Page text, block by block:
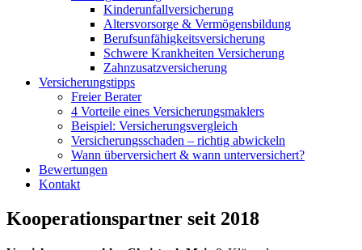
Kinderunfallversicherung
Altersvorsorge & Vermögensbildung
Berufsunfähigkeitsversicherung
Schwere Krankheiten Versicherung
Zahnzusatzversicherung
Versicherungstipps
Freier Berater
4 Vorteile eines Versicherungsmaklers
Beispiel: Versicherungsvergleich
Versicherungsschaden – richtig abwickeln
Wann überversichert & wann unterversichert?
Bewertungen
Kontakt
Kooperationspartner seit 2018